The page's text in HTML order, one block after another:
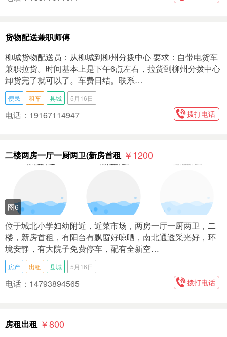
货物配送兼职师傅
柳城货物配送员：从柳城到柳州分拨中心 要求：自带电货车
兼职拉货。时间基本上是下午6点左右，拉货到柳州分拨中心
卸货完了就可以了。车费日结。联系…
便民 租车 县城 5月16日
电话：19167114947 拨打电话
二楼两房一厅一厨两卫(新房首租 ￥1200
图6
位于城北小学妇幼附近，近菜市场，两房一厅一厨两卫，二
楼，新房首租，有阳台有飘窗好晾晒，南北通透采光好，环
境安静，有大院子免费停车，配有全新空…
房产 出租 县城 5月16日
电话：14793894565 拨打电话
房租出租 ￥800